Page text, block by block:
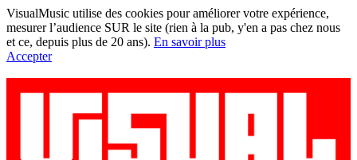
VisualMusic utilise des cookies pour améliorer votre expérience,
mesurer l’audience SUR le site (rien à la pub, y'en a pas chez nous
et ce, depuis plus de 20 ans). En savoir plus
Accepter